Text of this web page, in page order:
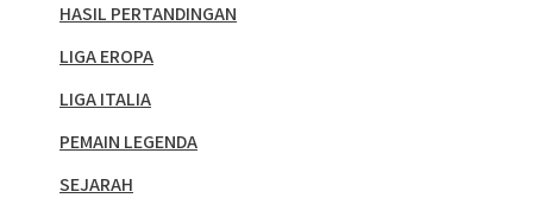
HASIL PERTANDINGAN
LIGA EROPA
LIGA ITALIA
PEMAIN LEGENDA
SEJARAH